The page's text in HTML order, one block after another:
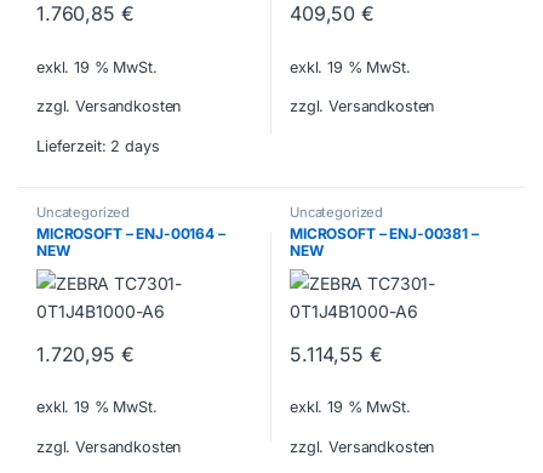
1.760,85 €
exkl. 19 % MwSt.
zzgl. Versandkosten
Lieferzeit: 2 days
409,50€
exkl. 19 % MwSt.
zzgl. Versandkosten
Uncategorized
MICROSOFT – ENJ-00164 –
NEW
1.720,95 €
exkl. 19 % MwSt.
zzgl. Versandkosten
Uncategorized
MICROSOFT – ENJ-00381 –
NEW
5.114,55 €
exkl. 19 % MwSt.
zzgl. Versandkosten